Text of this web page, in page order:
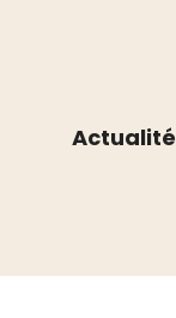
Actualité